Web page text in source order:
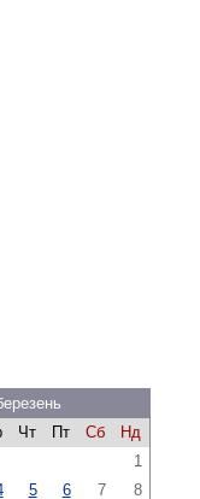
Чт Пт Сб
Нд
1
5 6 7 8